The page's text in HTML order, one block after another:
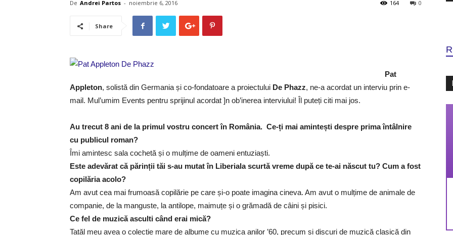
De Andrei Partos - noiembrie 6, 2016 0
164
Share
Pat
Appleton, solistă din Germania și co-fondatoare a proiectului De Phazz, ne-a acordat un interviu prin e-
mail. Mul’umim Events pentru sprijinul acordat ]n ob’inerea interviului! Îl puteți citi mai jos.
Au trecut 8 ani de la primul vostru concert în România. Ce-ți mai amintești despre prima întâlnire
cu publicul roman?
Îmi amintesc sala cochetă și o mulțime de oameni entuziaști.
Este adevărat că părinții tăi s-au mutat în Liberiala scurtă vreme după ce te-ai născut tu? Cum a fost
copilăria acolo?
Am avut cea mai frumoasă copilărie pe care și-o poate imagina cineva. Am avut o mulțime de animale de
companie, de la manguste, la antilope, maimuțe și o grămadă de câini și pisici.
Ce fel de muzică asculti când erai mică?
Tatăl meu avea o colecție mare de albume cu muzica anilor ’60, precum și discuri de muzică clasică din